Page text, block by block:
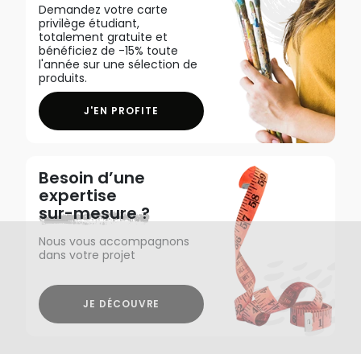
Demandez votre carte
privilège étudiant,
totalement gratuite et
bénéficiez de -15% toute
l'année sur une sélection de
produits.
J'EN PROFITE
Besoin d’une
expertise
sur-mesure ?
Nous vous accompagnons
dans votre projet
JE DÉCOUVRE